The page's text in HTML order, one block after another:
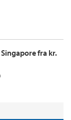
fra kr.